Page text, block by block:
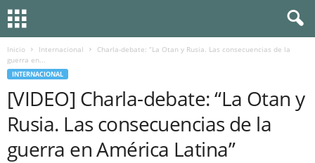
Inicio Internacional
Charla-debate: “La Otan y Rusia. Las consecuencias de la
guerra en...
INTERNACIONAL
[VIDEO] Charla-debate: “La Otan y
Rusia. Las consecuencias de la
guerra en América Latina”